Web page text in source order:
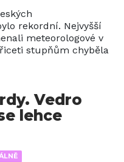
rekordní. Nejvyšší
meteorologové v
stupňům chyběla
Vedro
lehce